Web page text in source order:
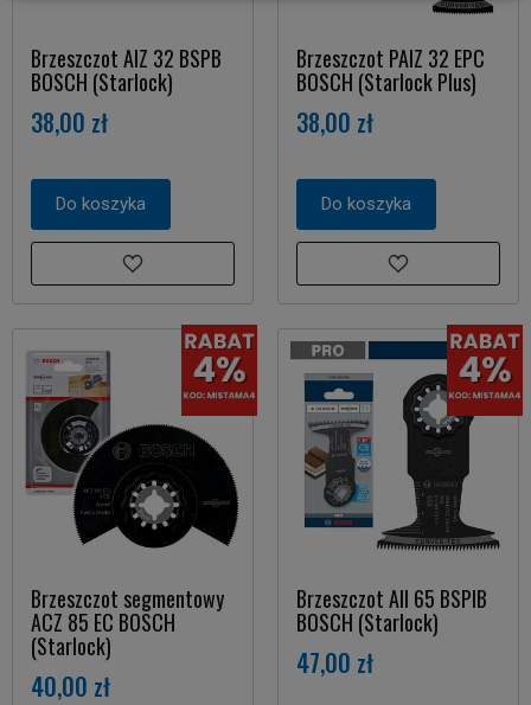
Brzeszczot AIZ 32 BSPB
BOSCH (Starlock)
38,00 zł
Do koszyka
Brzeszczot PAIZ 32 EPC
BOSCH (Starlock Plus)
38,00 zł
Do koszyka
Brzeszczot segmentowy
ACZ 85 EC BOSCH
(Starlock)
40,00 zł
Brzeszczot AII 65 BSPIB
BOSCH (Starlock)
47,00 zł